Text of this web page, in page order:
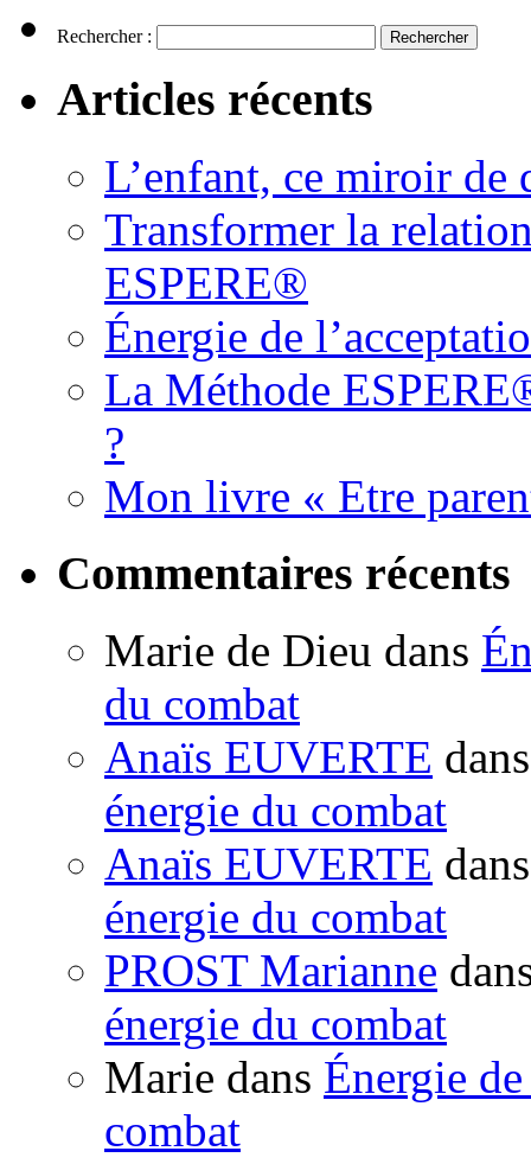
Rechercher :
Articles récents
L’enfant, ce miroir de
Transformer la
ESPERE®
Énergie de
La Méthode
?
Mon livre « Etre
Commentaires récents
Marie de Dieu dans
du combat
Anaïs EUVERTE
énergie du combat
Anaïs EUVERTE
énergie du combat
PROST Marianne
énergie du combat
Marie dans Énergie
combat